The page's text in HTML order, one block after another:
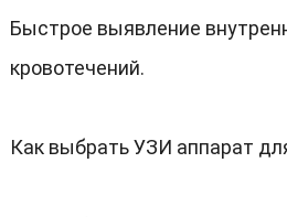
Быстрое выявление
кровотечений.
Как выбрать УЗИ аппарат